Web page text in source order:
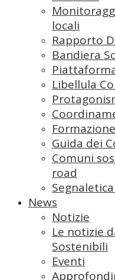
locali
Rapporto
Bandiera
Libellula
Formazione
Guida dei
Comuni
road
News
Notizie
Le notizie
Sostenibili
Eventi